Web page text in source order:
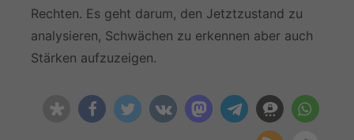
Rechten. Es geht darum, den Jetztzustand zu
analysieren, Schwächen zu erkennen aber auch
Stärken aufzuzeigen.